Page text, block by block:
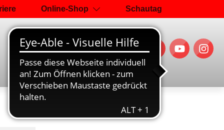
Online-Shop Schautag